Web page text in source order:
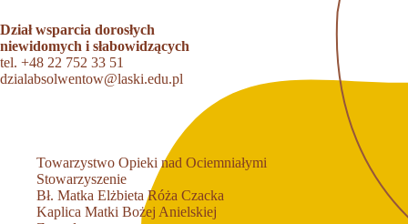
Dział wsparcia dorosłych
niewidomych i słabowidzących
tel. +48 22 752 33 51
dzialabsolwentow@laski.edu.pl
Towarzystwo Opieki nad Ociemniałymi
Stowarzyszenie
Bł. Matka Elżbieta Róża Czacka
Kaplica Matki Bożej Anielskiej